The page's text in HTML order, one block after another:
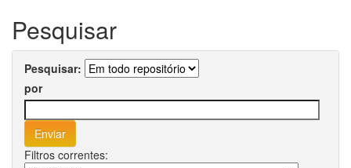
Pesquisar
Pesquisar:
por
Filtros correntes: